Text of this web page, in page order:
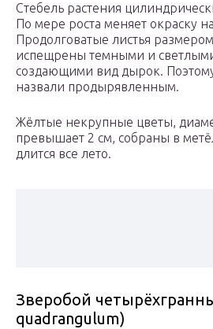
Стебель растения
По мере роста меняет окраску
Продолговатые листья
испещрены темными и
создающими вид дырок.
назвали продырявленным.
Жёлтые некрупные цветы,
превышает 2 см, собраны в
длится все лето.
Зверобой
quadrangulum)